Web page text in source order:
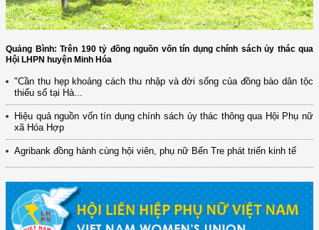
Quảng Bình: Trên 190 tỷ đồng nguồn vốn tín dụng chính sách ủy thác qua
Hội LHPN huyện Minh Hóa
"Cần thu hẹp khoảng cách thu nhập và đời sống của đồng bào dân tộc
thiểu số tại Hà...
Hiệu quả nguồn vốn tín dụng chính sách ủy thác thông qua Hội Phụ nữ
xã Hóa Hợp
Agribank đồng hành cùng hội viên, phụ nữ Bến Tre phát triển kinh tế